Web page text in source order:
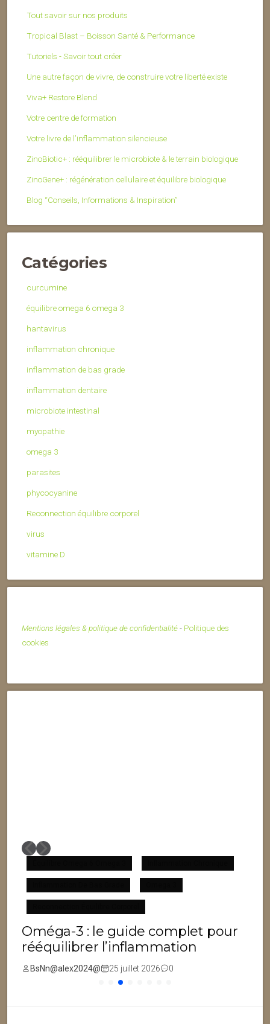
Tout savoir sur nos produits
Tropical Blast – Boisson Santé & Performance
Tutoriels - Savoir tout créer
Une autre façon de vivre, de construire votre liberté existe
Viva+ Restore Blend
Votre centre de formation
Votre livre de l’inflammation silencieuse
ZinoBiotic+ : rééquilibrer le microbiote & le terrain biologique
ZinoGene+ : régénération cellulaire et équilibre biologique
Blog “Conseils, Informations & Inspiration”
Catégories
curcumine
équilibre omega 6 omega 3
hantavirus
inflammation chronique
inflammation de bas grade
inflammation dentaire
microbiote intestinal
myopathie
omega 3
parasites
phycocyanine
Reconnection équilibre corporel
virus
vitamine D
Mentions légales & politique de confidentialité- Politique des
cookies
Oméga-3 : le guide complet pour
rééquilibrer l’inflammation
BsNn@alex2024@ 25 juillet 2026 0